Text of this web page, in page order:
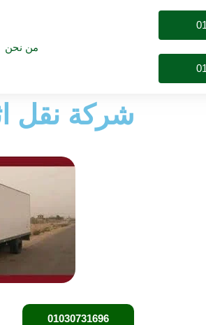
من نحن
شركة نقل
01030731696